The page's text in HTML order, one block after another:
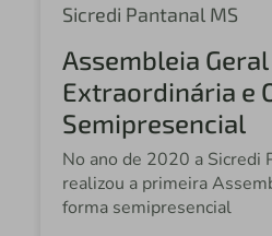
Sicredi Pantanal MS
Assembleia Geral
Extraordinária e
Semipresencial
No ano de 2020 a Sicredi
realizou a primeira
forma semipresencial